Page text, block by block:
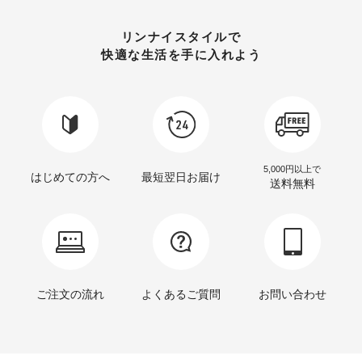
リンナイスタイルで
快適な生活を手に入れよう
はじめての方へ 最短翌日お届け
5,000円以上で
送料無料
ご注文の流れ よくあるご質問 お問い合わせ